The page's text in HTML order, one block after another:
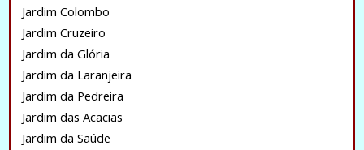
Jardim Colombo
Jardim Cruzeiro
Jardim da Glória
Jardim da Laranjeira
Jardim da Pedreira
Jardim das Acacias
Jardim da Saúde